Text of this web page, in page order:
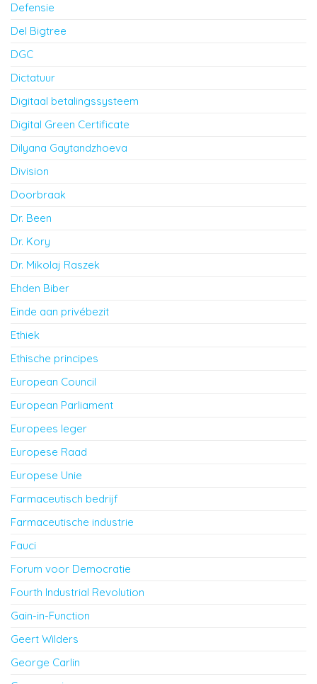
Defensie
Del Bigtree
DGC
Dictatuur
Digitaal betalingssysteem
Digital Green Certificate
Dilyana Gaytandzhoeva
Division
Doorbraak
Dr. Been
Dr. Kory
Dr. Mikolaj Raszek
Ehden Biber
Einde aan privébezit
Ethiek
Ethische principes
European Council
European Parliament
Europees leger
Europese Raad
Europese Unie
Farmaceutisch bedrijf
Farmaceutische industrie
Fauci
Forum voor Democratie
Fourth Industrial Revolution
Gain-in-Function
Geert Wilders
George Carlin